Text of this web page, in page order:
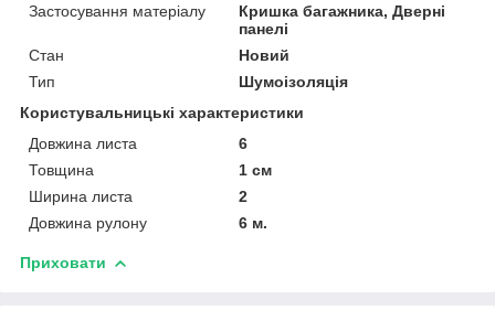
Застосування матеріалу
Кришка багажника, Дверні
панелі
Стан
Новий
Тип
Шумоізоляція
Користувальницькі характеристики
Довжина листа
6
Товщина
1 см
Ширина листа
2
Довжина рулону
6 м.
Приховати